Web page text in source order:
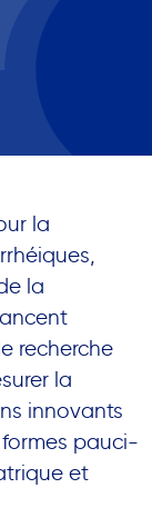
la
la
recherche
la
innovants
pauci-
et